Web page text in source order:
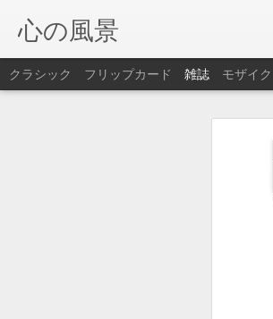
心の風景
クラシック フリップカード 雑誌 モザイク